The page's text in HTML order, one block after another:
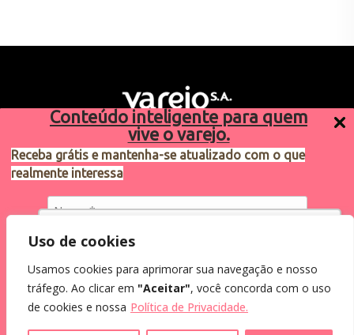
Conteúdo inteligente para quem
vive o varejo.
Receba grátis e mantenha-se atualizado com o que
realmente interessa
Eu concordo em receber comunicações.
Ao informar meus dados, eu concordo com a
Utilizamos cookies para oferecer melhor
como você interage em nosso site e
personalizar conteúdo.
Uso de cookies
Usamos cookies para aprimorar sua navegação e nosso
tráfego. Ao clicar em "Aceitar", você concorda com o uso
de cookies e nossa Política de Privacidade.
Sugestões de pauta
varejosa@cndl.org.br
2024®. Todos os direitos reservados.